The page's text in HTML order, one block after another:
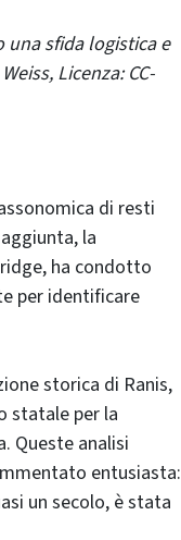
una sfida logistica e
Licenza: CC-
di resti
la
ha condotto
per identificare
storica di Ranis,
statale per la
Queste analisi
entusiasta:
un secolo, è stata